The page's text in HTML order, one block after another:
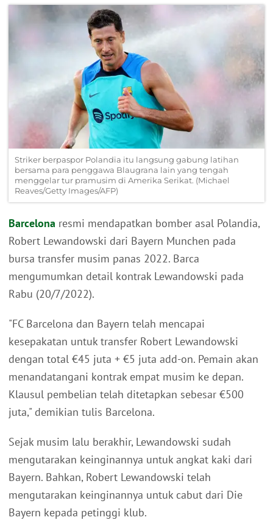
Striker berpaspor Polandia itu langsung gabung latihan
bersama para penggawa Blaugrana lain yang tengah
menggelar tur pramusim di Amerika Serikat. (Michael
Reaves/Getty Images/AFP)
Barcelona resmi mendapatkan bomber asal Polandia,
Robert Lewandowski dari Bayern Munchen pada
bursa transfer musim panas 2022. Barca
mengumumkan detail kontrak Lewandowski pada
Rabu (20/7/2022).
"FC Barcelona dan Bayern telah mencapai
kesepakatan untuk transfer Robert Lewandowski
dengan total €45 juta + €5 juta add-on. Pemain akan
menandatangani kontrak empat musim ke depan.
Klausul pembelian telah ditetapkan sebesar €500
juta," demikian tulis Barcelona.
Sejak musim lalu berakhir, Lewandowski sudah
mengutarakan keinginannya untuk angkat kaki dari
Bayern. Bahkan, Robert Lewandowski telah
mengutarakan keinginannya untuk cabut dari Die
Bayern kepada petinggi klub.